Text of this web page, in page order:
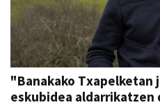
"Banakako Txapelketan
eskubidea aldarrikatzen